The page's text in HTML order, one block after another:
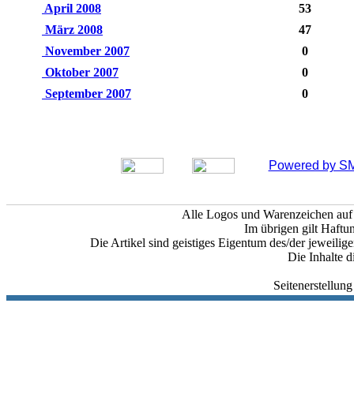
April 2008
53
März 2008
47
November 2007
0
Oktober 2007
0
September 2007
0
Powered by
Alle Logos und Warenzeichen
Im übrigen gilt
Die Artikel sind geistiges Eigentum des/der
Die Inhalte